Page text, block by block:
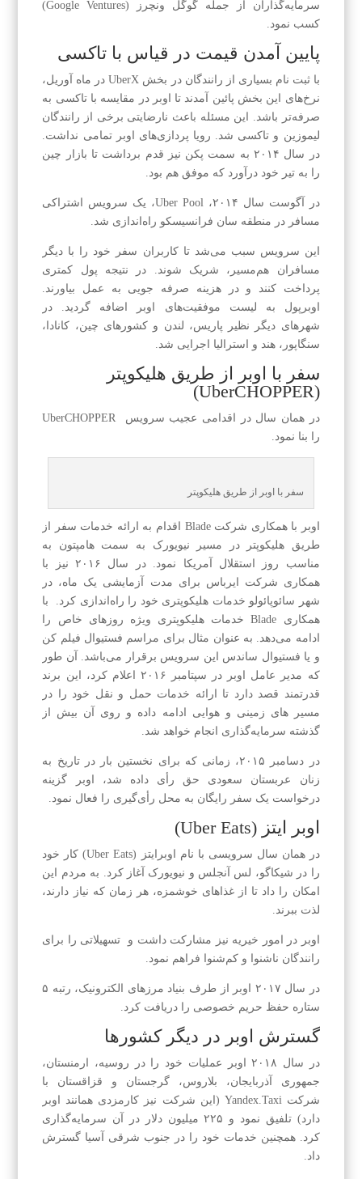
سرمایه‌گذاران از جمله گوگل ونچرز (Google Ventures)
کسب نمود.
پایین آمدن قیمت در قیاس با تاکسی
با ثبت نام بسیاری از رانندگان در بخش UberX در ماه آوریل،
نرخ‌های این بخش پائین آمدند تا اوبر در مقایسه با تاکسی به
صرفه‌تر باشد. این مسئله باعث نارضایتی برخی از رانندگان
لیموزین و تاکسی شد. رویا پردازی‌های اوبر تمامی نداشت.
در سال ۲۰۱۴ به سمت پکن نیز قدم برداشت تا بازار چین
را به تیر خود درآورد که موفق هم بود.
در آگوست سال ۲۰۱۴، Uber Pool، یک سرویس اشتراکی
مسافر در منطقه سان فرانسیسکو راه‌اندازی شد.
این سرویس سبب می‌شد تا کاربران سفر خود را با دیگر
مسافران هم‌مسیر، شریک شوند. در نتیجه پول کمتری
پرداخت کنند و در هزینه صرفه جویی به عمل بیاورند.
اوبرپول به لیست موفقیت‌های اوبر اضافه گردید. در
شهرهای دیگر نظیر پاریس، لندن و کشورهای چین، کانادا،
سنگاپور، هند و استرالیا اجرایی شد.
سفر با اوبر از طریق هلیکوپتر
(UberCHOPPER)
در همان سال در اقدامی عجیب سرویس UberCHOPPER
را بنا نمود.
سفر با اوبر از طریق هلیکوپتر
اوبر با همکاری شرکت Blade اقدام به ارائه خدمات سفر از
طریق هلیکوپتر در مسیر نیویورک به سمت هامپتون به
مناسب روز استقلال آمریکا نمود. در سال ۲۰۱۶ نیز با
همکاری شرکت ایرباس برای مدت آزمایشی یک ماه، در
شهر سائوپائولو خدمات هلیکوپتری خود را راه‌اندازی کرد. با
همکاری Blade خدمات هلیکوپتری ویژه روزهای خاص را
ادامه می‌دهد. به عنوان مثال برای مراسم فستیوال فیلم کن
و یا فستیوال ساندس این سرویس برقرار می‌باشد. آن طور
که مدیر عامل اوبر در سپتامبر ۲۰۱۶ اعلام کرد، این برند
قدرتمند قصد دارد تا ارائه خدمات حمل و نقل خود را در
مسیر های زمینی و هوایی ادامه داده و روی آن بیش از
گذشته سرمایه‌گذاری انجام خواهد شد.
در دسامبر ۲۰۱۵، زمانی که برای نخستین بار در تاریخ به
زنان عربستان سعودی حق رأی داده شد، اوبر گزینه
درخواست یک سفر رایگان به محل رأی‌گیری را فعال نمود.‌
اوبر ایتز (Uber Eats)
در همان سال سرویسی با نام اوبرایتز (Uber Eats) کار خود
را در شیکاگو، لس آنجلس و نیویورک آغاز کرد. به مردم این
امکان را داد تا از غذاهای خوشمزه، هر زمان که نیاز دارند،
لذت ببرند.
اوبر در امور خیریه نیز مشارکت داشت و تسهیلاتی را برای
رانندگان ناشنوا و کم‌شنوا فراهم نمود.
در سال ۲۰۱۷ اوبر از طرف بنیاد مرزهای الکترونیک، رتبه ۵
ستاره حفظ حریم خصوصی را دریافت کرد.
گسترش اوبر در دیگر کشورها
در سال ۲۰۱۸ اوبر عملیات خود را در روسیه، ارمنستان،
جمهوری آذربایجان، بلاروس، گرجستان و قزاقستان با
شرکت Yandex.Taxi (این شرکت نیز کارمزدی همانند اوبر
دارد) تلفیق نمود و ۲۲۵ میلیون دلار در آن سرمایه‌‌گذاری
کرد. همچنین خدمات خود را در جنوب شرقی آسیا گسترش
داد.